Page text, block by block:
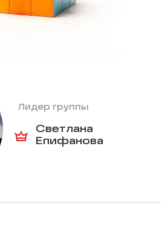
Лидер группы
Светлана
Епифанова